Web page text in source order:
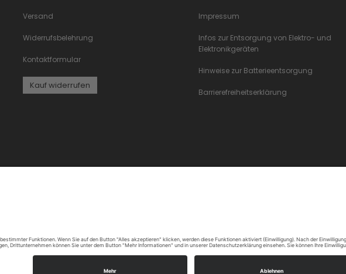
Versand
Widerrufsbelehrung
Kontaktformular
Kauf widerrufen
Impressum
Infos zur Entsorgung von Elektro- und
Elektronikgeräten
Hinweise zur Batterieentsorgung
Barrierefreiheitserklärung
reserved.